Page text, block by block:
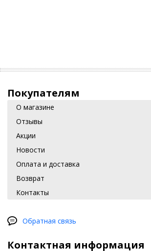
Покупателям
О магазине
Отзывы
Акции
Новости
Оплата и доставка
Возврат
Контакты
Обратная связь
Контактная информация